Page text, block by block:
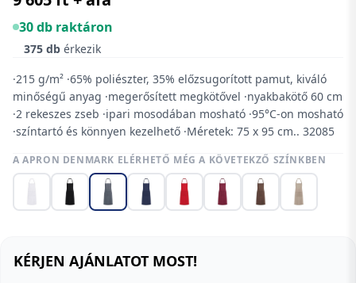
30 db raktáron
375 db érkezik
·215 g/m² ·65% poliészter, 35% előzsugorított pamut, kiváló
minőségű anyag ·megerősített megkötővel ·nyakbakötő 60 cm
·2 rekeszes zseb ·ipari mosodában mosható ·95°C-on mosható
·színtartó és könnyen kezelhető ·Méretek: 75 x 95 cm.. 32085
A APRON DENMARK ELÉRHETŐ MÉG A KÖVETEKZŐ SZÍNKBEN
KÉRJEN AJÁNLATOT MOST!